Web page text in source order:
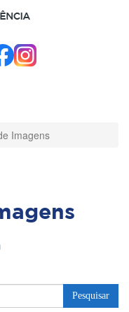
Imagens
Pesquisar